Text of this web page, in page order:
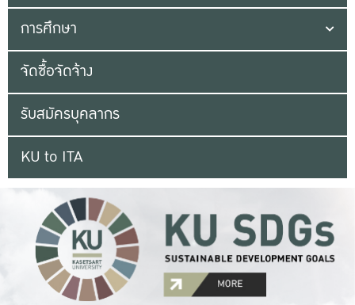
การศึกษา
จัดซื้อจัดจ้าง
รับสมัครบุคลากร
KU to ITA